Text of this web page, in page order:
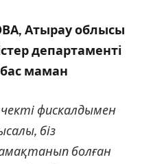
Атырау облысы
департаменті
маман
фискалдымен
біз
болған